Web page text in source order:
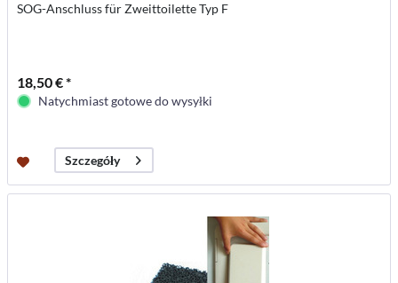
SOG-Anschluss für Zweittoilette Typ F
18,50 € *
Natychmiast gotowe do wysyłki
Szczegóły